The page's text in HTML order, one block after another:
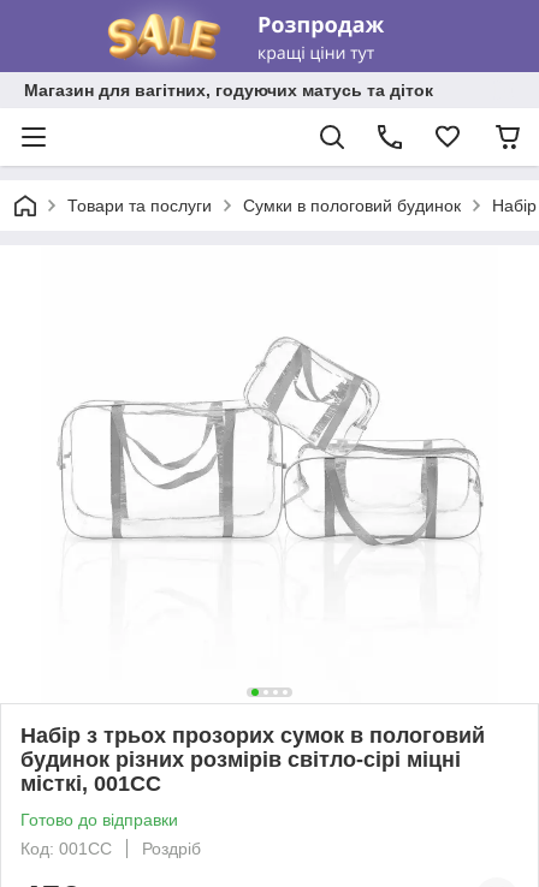
Магазин для вагітних, годуючих матусь та діток
Товари та послуги Сумки в пологовий будинок
Набір з трьох прозорих сумок в пологовий
будинок різних розмірів світло-сірі міцні
місткі, 001СС
Готово до відправки
Код: 001СС
Роздріб